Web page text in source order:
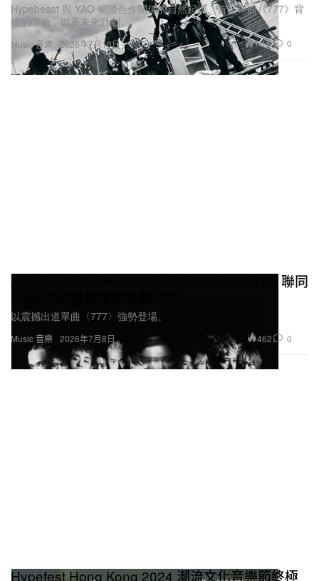
Music 音樂
Hypebeast 與 YAO 暢談合作關係的自然起源、首支單曲《777》背
後的隱喻，以及未來計劃。
2026年7月16日 1.1K 0
Music 音樂
Awich、ONE OK ROCK、CHICO CARLITO 聯同
以震撼出道單曲〈777〉強勢登場。
2026年7月8日 462 0
Hypefest Hong Kong 2024 潮流文化音樂節終極